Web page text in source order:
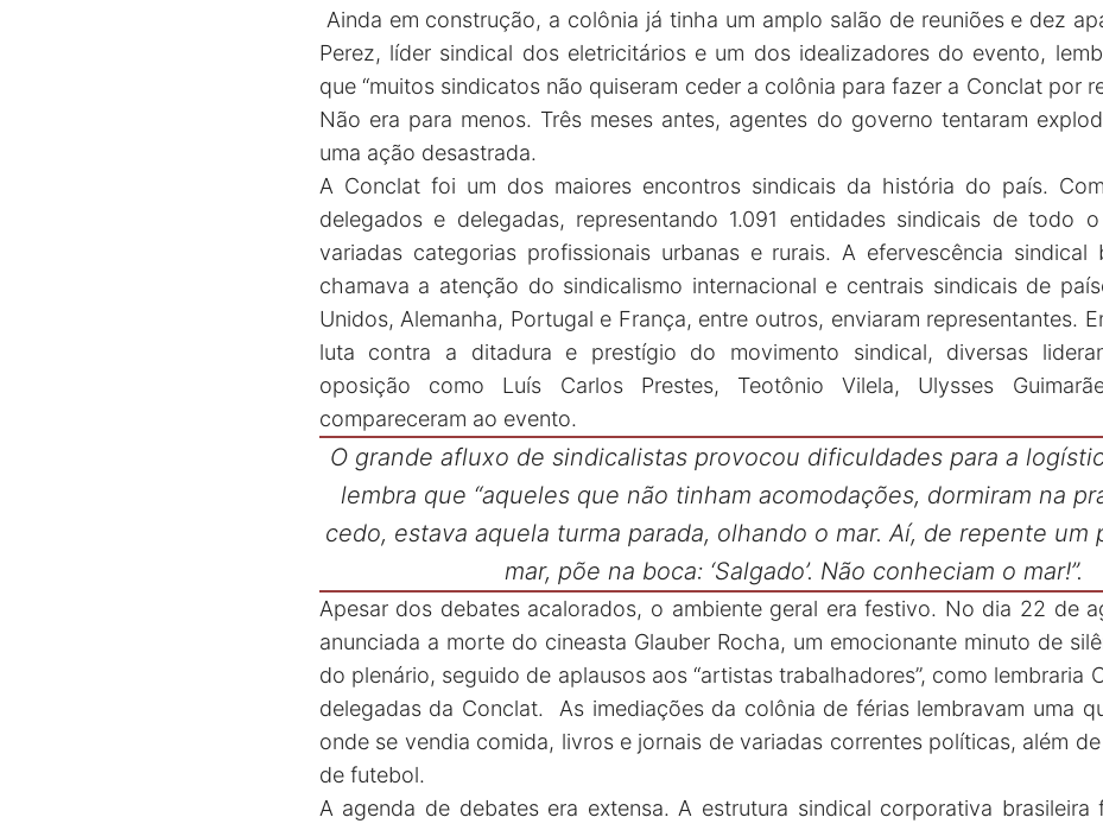
Ainda em construção, a colônia já tinha um amplo salão de reuniões e dez
Perez, líder sindical dos eletricitários e um dos idealizadores do evento,
que “muitos sindicatos não quiseram ceder a colônia para fazer a Conclat por
Não era para menos. Três meses antes, agentes do governo tentaram
uma ação desastrada.
A Conclat foi um dos maiores encontros sindicais da história do país.
delegados e delegadas, representando 1.091 entidades sindicais de todo
variadas categorias profissionais urbanas e rurais. A efervescência sindical
chamava a atenção do sindicalismo internacional e centrais sindicais de
Unidos, Alemanha, Portugal e França, entre outros, enviaram representantes.
luta contra a ditadura e prestígio do movimento sindical, diversas
oposição como Luís Carlos Prestes, Teotônio Vilela, Ulysses
compareceram ao evento.
O grande afluxo de sindicalistas provocou dificuldades para a
lembra que “aqueles que não tinham acomodações, dormiram na
cedo, estava aquela turma parada, olhando o mar. Aí, de repente um
mar, põe na boca: ‘Salgado’. Não conheciam o mar!”.
Apesar dos debates acalorados, o ambiente geral era festivo. No dia 22 de
anunciada a morte do cineasta Glauber Rocha, um emocionante minuto de
do plenário, seguido de aplausos aos “artistas trabalhadores”, como lembraria
delegadas da Conclat. As imediações da colônia de férias lembravam uma
onde se vendia comida, livros e jornais de variadas correntes políticas, além
de futebol.
A agenda de debates era extensa. A estrutura sindical corporativa